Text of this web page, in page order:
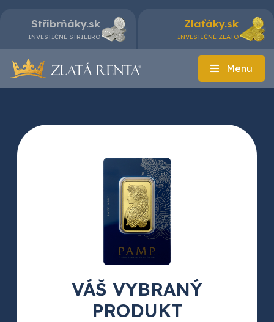
Stříbrňáky.sk
INVESTIČNÉ STRIEBRO
Zlaťáky.sk
INVESTIČNÉ ZLATO
Menu
VÁŠ VYBRANÝ
PRODUKT